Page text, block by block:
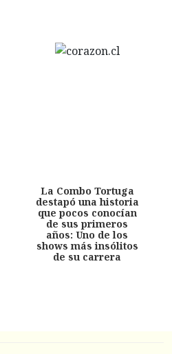
La Combo Tortuga
destapó una historia
que pocos conocían
de sus primeros
años: Uno de los
shows más insólitos
de su carrera